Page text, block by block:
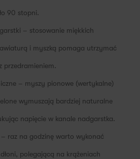
90 stopni.
– stosowanie miękkich
i myszką pomaga utrzymać
przedramieniem.
– myszy pionowe (wertykalne)
wymuszają bardziej naturalne
napięcie w kanale nadgarstka.
raz na godzinę warto wykonać
polegającą na krążeniach